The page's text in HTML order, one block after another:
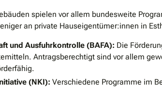
spielen vor allem bundesweite
an private Hauseigentümer:innen in
und Ausfuhrkontrolle (BAFA): Die
Antragsberechtigt sind vor allem
(NKI): Verschiedene Programme im